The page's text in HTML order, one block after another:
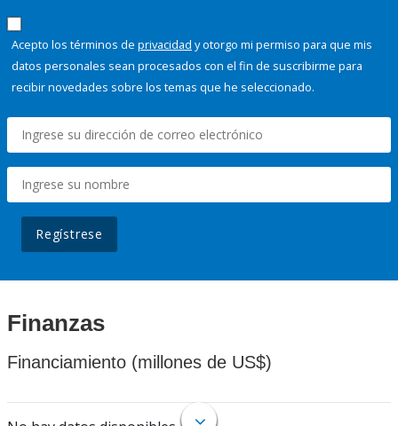
Acepto los términos de privacidad y otorgo mi permiso para que mis
datos personales sean procesados con el fin de suscribirme para
recibir novedades sobre los temas que he seleccionado.
Regístrese
Finanzas
Financiamiento (millones de US$)